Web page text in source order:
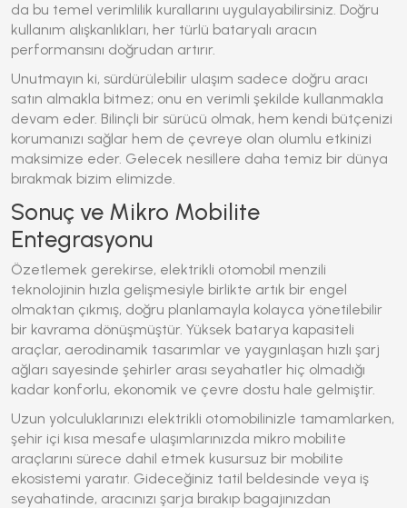
da bu temel verimlilik kurallarını uygulayabilirsiniz. Doğru
kullanım alışkanlıkları, her türlü bataryalı aracın
performansını doğrudan artırır.
Unutmayın ki, sürdürülebilir ulaşım sadece doğru aracı
satın almakla bitmez; onu en verimli şekilde kullanmakla
devam eder. Bilinçli bir sürücü olmak, hem kendi bütçenizi
korumanızı sağlar hem de çevreye olan olumlu etkinizi
maksimize eder. Gelecek nesillere daha temiz bir dünya
bırakmak bizim elimizde.
Sonuç ve Mikro Mobilite
Entegrasyonu
Özetlemek gerekirse, elektrikli otomobil menzili
teknolojinin hızla gelişmesiyle birlikte artık bir engel
olmaktan çıkmış, doğru planlamayla kolayca yönetilebilir
bir kavrama dönüşmüştür. Yüksek batarya kapasiteli
araçlar, aerodinamik tasarımlar ve yaygınlaşan hızlı şarj
ağları sayesinde şehirler arası seyahatler hiç olmadığı
kadar konforlu, ekonomik ve çevre dostu hale gelmiştir.
Uzun yolculuklarınızı elektrikli otomobilinizle tamamlarken,
şehir içi kısa mesafe ulaşımlarınızda mikro mobilite
araçlarını sürece dahil etmek kusursuz bir mobilite
ekosistemi yaratır. Gideceğiniz tatil beldesinde veya iş
seyahatinde, aracınızı şarja bırakıp bagajınızdan